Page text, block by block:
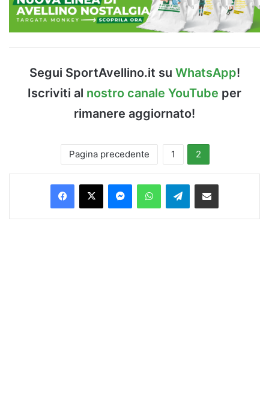
Segui SportAvellino.it su WhatsApp!
Iscriviti al nostro canale YouTube per
rimanere aggiornato!
Pagina precedente 1 2
Facebook
X MessengerWhatsAppTelegramCondividi via Email